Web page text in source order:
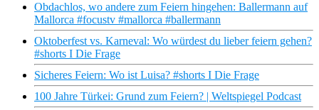
Obdachlos, wo andere zum Feiern hingehen: Ballermann auf
Mallorca #focustv #mallorca #ballermann
Oktoberfest vs. Karneval: Wo würdest du lieber feiern gehen?
#shorts I Die Frage
Sicheres Feiern: Wo ist Luisa? #shorts I Die Frage
100 Jahre Türkei: Grund zum Feiern? | Weltspiegel Podcast